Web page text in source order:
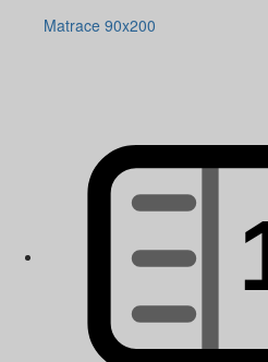
Matrace 90x200